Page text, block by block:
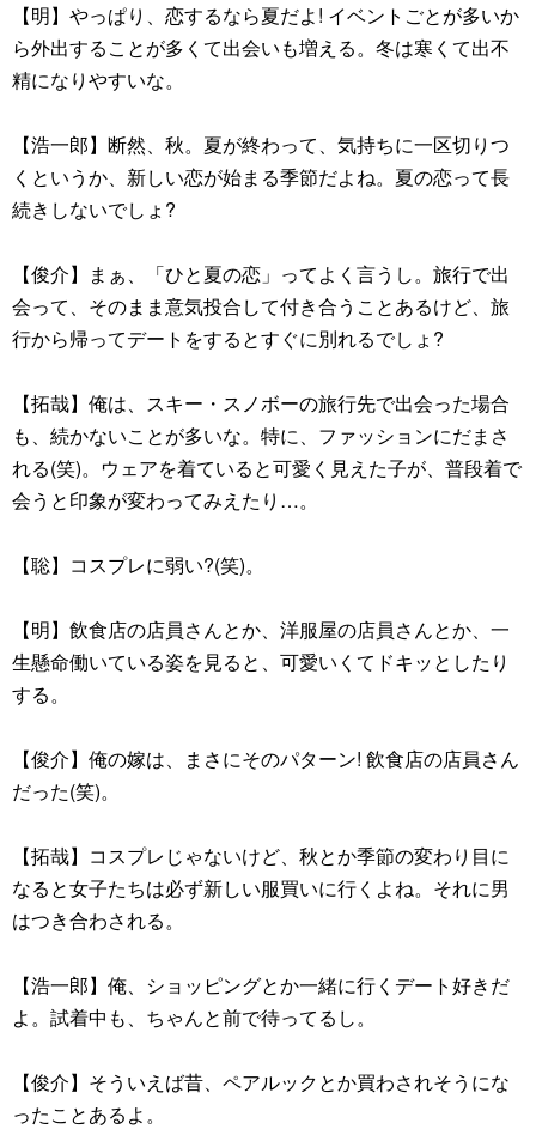
【明】やっぱり、恋するなら夏だよ! イベントごとが多いか
ら外出することが多くて出会いも増える。冬は寒くて出不
精になりやすいな。
【浩一郎】断然、秋。夏が終わって、気持ちに一区切りつ
くというか、新しい恋が始まる季節だよね。夏の恋って長
続きしないでしょ?
【俊介】まぁ、「ひと夏の恋」ってよく言うし。旅行で出
会って、そのまま意気投合して付き合うことあるけど、旅
行から帰ってデートをするとすぐに別れるでしょ?
【拓哉】俺は、スキー・スノボーの旅行先で出会った場合
も、続かないことが多いな。特に、ファッションにだまさ
れる(笑)。ウェアを着ていると可愛く見えた子が、普段着で
会うと印象が変わってみえたり…。
【聡】コスプレに弱い?(笑)。
【明】飲食店の店員さんとか、洋服屋の店員さんとか、一
生懸命働いている姿を見ると、可愛いくてドキッとしたり
する。
【俊介】俺の嫁は、まさにそのパターン! 飲食店の店員さん
だった(笑)。
【拓哉】コスプレじゃないけど、秋とか季節の変わり目に
なると女子たちは必ず新しい服買いに行くよね。それに男
はつき合わされる。
【浩一郎】俺、ショッピングとか一緒に行くデート好きだ
よ。試着中も、ちゃんと前で待ってるし。
【俊介】そういえば昔、ペアルックとか買わされそうにな
ったことあるよ。